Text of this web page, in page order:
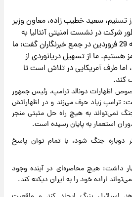
تسنیم، سعید خطیب زاده، معاون وزیر
شرکت در نشست امنیتی آنتالیا به
ترکیه سفر کرده، امروز شنبه 29 فروردین در جمع خبرنگاران گفت: ما
هستیم. ما از تسهیل دریانوردی از
اما طرف آمریکایی در تلاش است تا
کند.
اظهارات دونالد ترامپ، رئیس جمهور
ترامپ زیاد حرف می‌زند و در اظهاراتش
نمی‌تواند به هیچ راه حل مثبتی منجر
استعمار به پایان رسیده است.
دوباره جنگ شود، با تمام توان پاسخ
داشت: هیچ محاصره‌ای در آینده وجود
اراده خود را به ایران دیکته کند.